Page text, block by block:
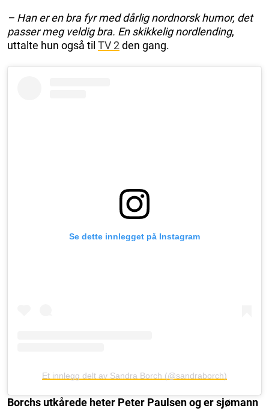
– Han er en bra fyr med dårlig nordnorsk humor, det
passer meg veldig bra. En skikkelig nordlending,
uttalte hun også til TV 2den gang.
Se dette innlegget på Instagram
Et innlegg delt av Sandra Borch (@sandraborch)
Borchs utkårede heter Peter Paulsen og er sjømann